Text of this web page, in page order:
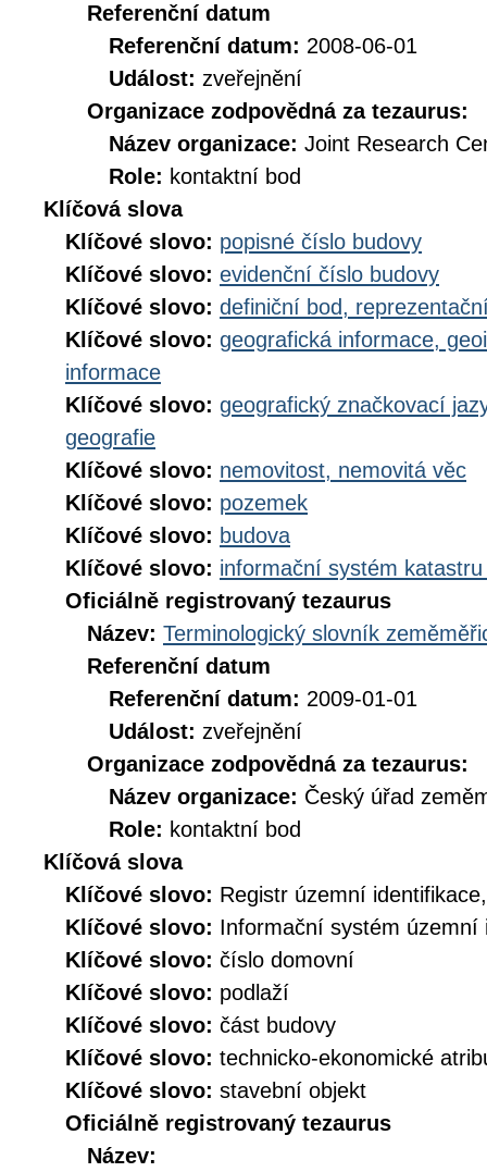
Referenční datum
Referenční datum: 2008-06-01
Událost: zveřejnění
Organizace zodpovědná za tezaurus:
Název organizace: Joint Research
Role: kontaktní bod
Klíčová slova
Klíčové slovo: popisné číslo budovy
Klíčové slovo: evidenční číslo budovy
Klíčové slovo: definiční bod,
Klíčové slovo: geografická informace,
informace
Klíčové slovo: geografický značkovací
geografie
Klíčové slovo: nemovitost, nemovitá věc
Klíčové slovo: pozemek
Klíčové slovo: budova
Klíčové slovo: informační systém
Oficiálně registrovaný tezaurus
Název: Terminologický slovník
Referenční datum
Referenční datum: 2009-01-01
Událost: zveřejnění
Organizace zodpovědná za tezaurus:
Název organizace: Český úřad
Role: kontaktní bod
Klíčová slova
Klíčové slovo: Registr územní
Klíčové slovo: Informační systém územní
Klíčové slovo: číslo domovní
Klíčové slovo: podlaží
Klíčové slovo: část budovy
Klíčové slovo: technicko-ekonomické
Klíčové slovo: stavební objekt
Oficiálně registrovaný tezaurus
Název: